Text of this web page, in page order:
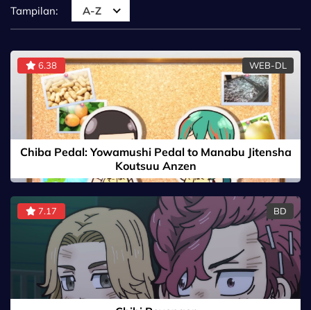
Tampilan: A-Z
6.38 WEB-DL
Chiba Pedal: Yowamushi Pedal to Manabu Jitensha
Koutsuu Anzen
7.17 BD